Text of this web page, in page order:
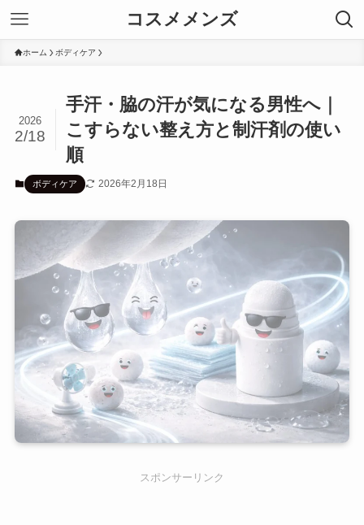
コスメメンズ
ホーム ボディケア
手汗・脇の汗が気になる男性へ｜
こすらない整え方と制汗剤の使い
順
2026
2/18
ボディケア 2026年2月18日
スポンサーリンク